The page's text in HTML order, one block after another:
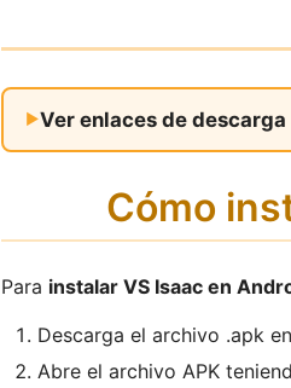
Ver enlaces de descarga
Cómo
Para instalar VS Isaac en
Descarga el archivo .apk
Abre el archivo APK